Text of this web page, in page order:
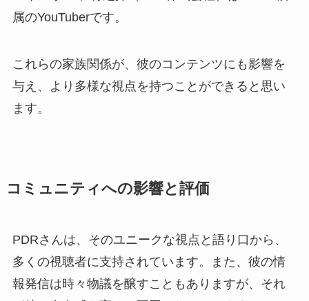
属のYouTuberです。
これらの家族関係が、彼のコンテンツにも影響を
与え、より多様な視点を持つことができると思い
ます。
コミュニティへの影響と評価
PDRさんは、そのユニークな視点と語り口から、
多くの視聴者に支持されています。また、彼の情
報発信は時々物議を醸すこともありますが、それ